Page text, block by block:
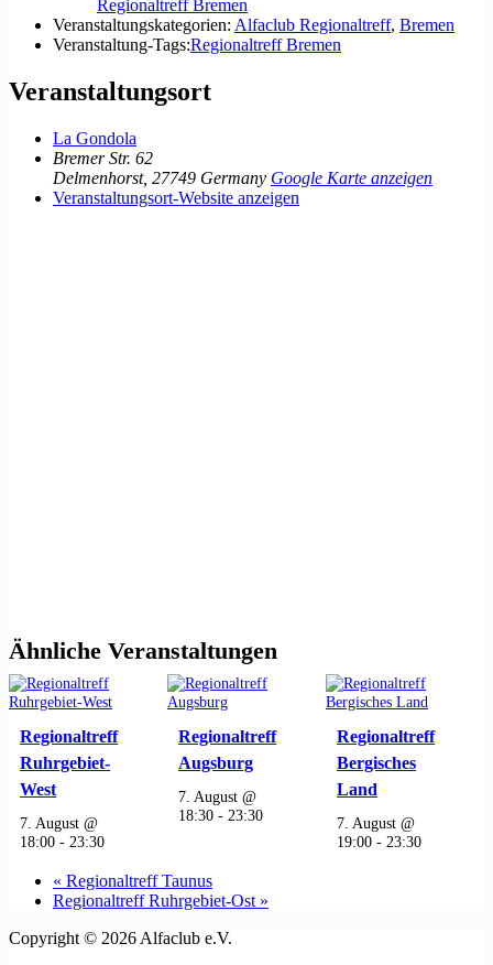
Regionaltreff Bremen
Veranstaltungskategorien: Alfaclub Regionaltreff, Bremen
Veranstaltung-Tags:Regionaltreff Bremen
Veranstaltungsort
La Gondola
Bremer Str. 62
Delmenhorst, 27749 Germany Google Karte anzeigen
Veranstaltungsort-Website anzeigen
Ähnliche Veranstaltungen
Regionaltreff
Ruhrgebiet-
West
7. August @
18:00 - 23:30
Regionaltreff
Augsburg
7. August @
18:30 - 23:30
Regionaltreff
Bergisches
Land
7. August @
19:00 - 23:30
« Regionaltreff Taunus
Regionaltreff Ruhrgebiet-Ost »
Copyright © 2026 Alfaclub e.V.